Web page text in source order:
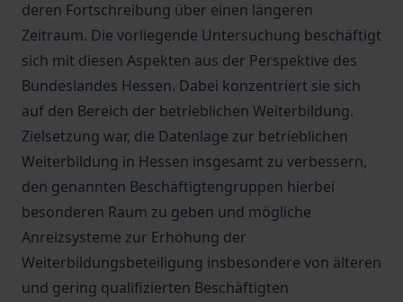
deren Fortschreibung über einen längeren
Zeitraum. Die vorliegende Untersuchung beschäftigt
sich mit diesen Aspekten aus der Perspektive des
Bundeslandes Hessen. Dabei konzentriert sie sich
auf den Bereich der betrieblichen Weiterbildung.
Zielsetzung war, die Datenlage zur betrieblichen
Weiterbildung in Hessen insgesamt zu verbessern,
den genannten Beschäftigtengruppen hierbei
besonderen Raum zu geben und mögliche
Anreizsysteme zur Erhöhung der
Weiterbildungsbeteiligung insbesondere von älteren
und gering qualifizierten Beschäftigten